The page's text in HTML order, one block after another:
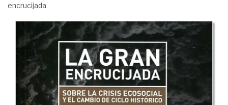
encrucijada